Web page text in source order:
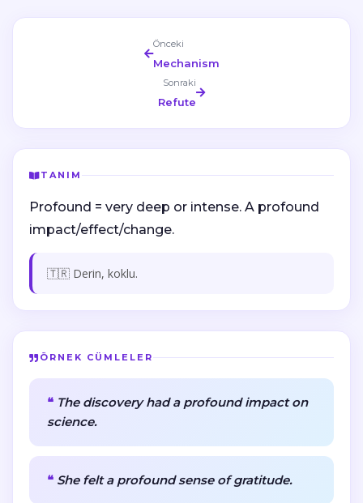
Önceki
Mechanism
Sonraki
Refute
TANIM
Profound = very deep or intense. A profound
impact/effect/change.
🇹🇷 Derin, koklu.
ÖRNEK CÜMLELER
The discovery had a profound impact on
science.
She felt a profound sense of gratitude.